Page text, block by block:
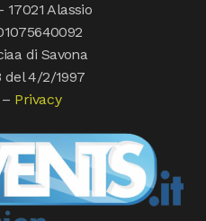
17021 Alassio
di Savona
del 4/2/1997
– Privacy